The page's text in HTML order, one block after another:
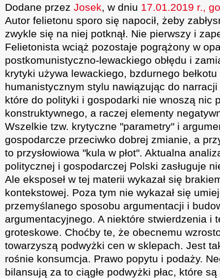
Dodane przez Josek, w dniu 17.01.2019 r.,
Autor felietonu sporo się napocił, żeby
zwykle się na niej potknął. Nie pierwszy i
Felietonista wciąż pozostaje pogrążony w
postkomunistyczno-lewackiego obłędu i
krytyki używa lewackiego, bzdurnego
humanistycznym stylu nawiązując do
które do polityki i gospodarki nie wnoszą nic
konstruktywnego, a raczej elementy
Wszelkie tzw. krytyczne "parametry" i
gospodarcze przeciwko dobrej zmianie, a
to przysłowiowa "kula w płot". Aktualna
politycznej i gospodarczej Polski zasługuje
Ale eksposeł w tej materii wykazał się
kontekstowej. Poza tym nie wykazał się
przemyślanego sposobu argumentacji i
argumentacyjnego. A niektóre stwierdzenia i
groteskowe. Choćby te, że obecnemu
towarzyszą podwyżki cen w sklepach. Jest
rośnie konsumcja. Prawo popytu i podaży.
bilansują za to ciągłe podwyżki płac, które